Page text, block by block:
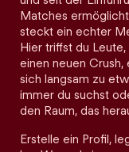
Matches
steckt ein echter
Hier triffst du
einen neuen Crush,
sich langsam zu
immer du suchst
den Raum, das
Erstelle ein Profil,